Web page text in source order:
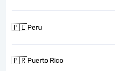
🇵🇪Peru
🇵🇷Puerto Rico